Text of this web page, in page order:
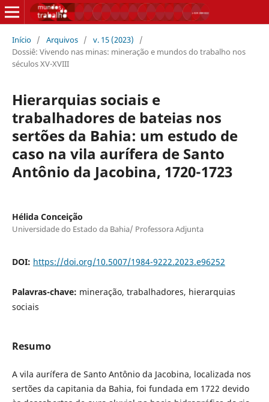
Início / Arquivos / v. 15 (2023)
/
Dossiê: Vivendo nas minas: mineração e mundos do trabalho nos
séculos XV-XVIII
Hierarquias sociais e
trabalhadores de bateias nos
sertões da Bahia: um estudo de
caso na vila aurífera de Santo
Antônio da Jacobina, 1720-1723
Hélida Conceição
Universidade do Estado da Bahia/ Professora Adjunta
DOI: https://doi.org/10.5007/1984-9222.2023.e96252
Palavras-chave: mineração, trabalhadores, hierarquias
sociais
Resumo
A vila aurífera de Santo Antônio da Jacobina, localizada nos
sertões da capitania da Bahia, foi fundada em 1722 devido